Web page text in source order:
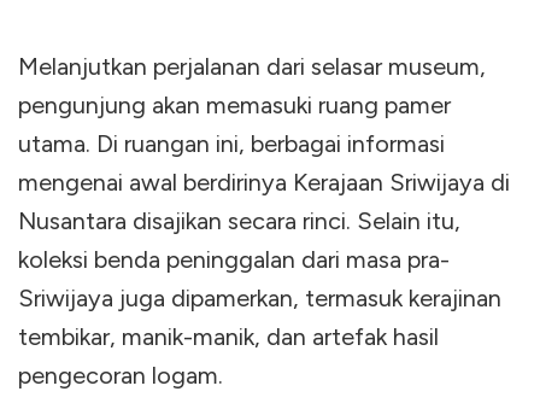
Melanjutkan perjalanan dari selasar museum,
pengunjung akan memasuki ruang pamer
utama. Di ruangan ini, berbagai informasi
mengenai awal berdirinya Kerajaan Sriwijaya di
Nusantara disajikan secara rinci. Selain itu,
koleksi benda peninggalan dari masa pra-
Sriwijaya juga dipamerkan, termasuk kerajinan
tembikar, manik-manik, dan artefak hasil
pengecoran logam.